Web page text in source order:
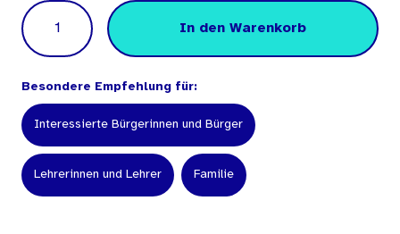
Menge
In den Warenkorb
Besondere Empfehlung für:
Interessierte Bürgerinnen und Bürger
Lehrerinnen und Lehrer Familie